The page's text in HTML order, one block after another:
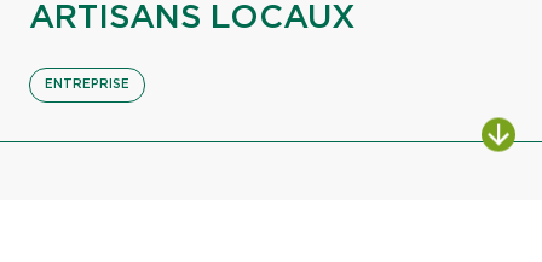
ARTISANS LOCAUX
ENTREPRISE